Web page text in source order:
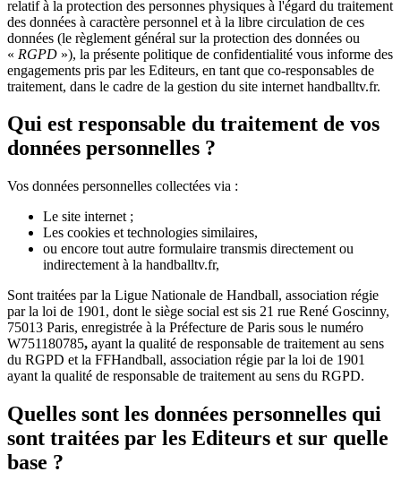
relatif à la protection des personnes physiques à l'égard du traitement
des données à caractère personnel et à la libre circulation de ces
données (le règlement général sur la protection des données ou
« RGPD »), la présente politique de confidentialité vous informe des
engagements pris par les Editeurs, en tant que co-responsables de
traitement, dans le cadre de la gestion du site internet handballtv.fr.
Qui est responsable du traitement de vos
données personnelles ?
Vos données personnelles collectées via :
Le site internet ;
Les cookies et technologies similaires,
ou encore tout autre formulaire transmis directement ou
indirectement à la handballtv.fr,
Sont traitées par la Ligue Nationale de Handball, association régie
par la loi de 1901, dont le siège social est sis 21 rue René Goscinny,
75013 Paris, enregistrée à la Préfecture de Paris sous le numéro
W751180785, ayant la qualité de responsable de traitement au sens
du RGPD et la FFHandball, association régie par la loi de 1901
ayant la qualité de responsable de traitement au sens du RGPD.
Quelles sont les données personnelles qui
sont traitées par les Editeurs et sur quelle
base ?